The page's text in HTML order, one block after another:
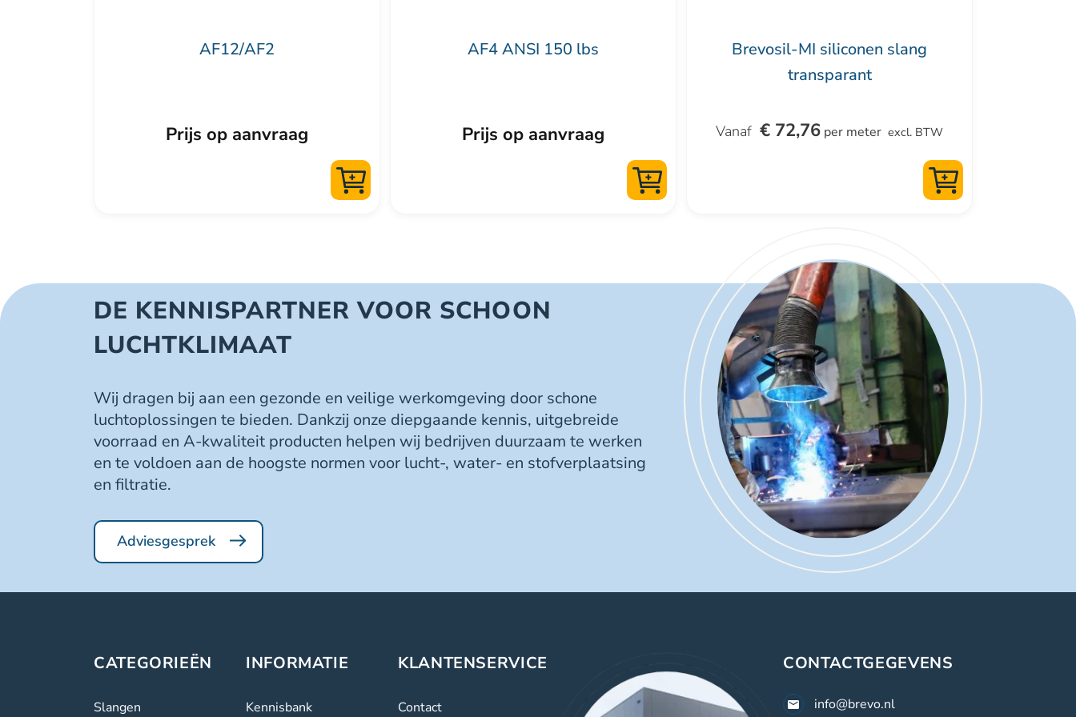
AF12/AF2
Prijs op aanvraag
AF4 ANSI 150 lbs
Prijs op aanvraag
Brevosil-MI siliconen slang
transparant
€ 72,76 per meter excl. BTW
DE KENNISPARTNER VOOR SCHOON
LUCHTKLIMAAT
Wij dragen bij aan een gezonde en veilige werkomgeving door schone
luchtoplossingen te bieden. Dankzij onze diepgaande kennis, uitgebreide
voorraad en A-kwaliteit producten helpen wij bedrijven duurzaam te werken
en te voldoen aan de hoogste normen voor lucht-, water- en stofverplaatsing
en filtratie.
Adviesgesprek
CATEGORIEËN
Slangen
INFORMATIE
Kennisbank
KLANTENSERVICE
Contact
CONTACTGEGEVENS
info@brevo.nl